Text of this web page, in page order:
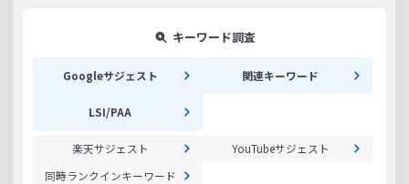
キーワード調査
Googleサジェスト 関連キーワード
LSI/PAA
楽天サジェスト
YouTubeサジェスト
同時ランクインキーワード